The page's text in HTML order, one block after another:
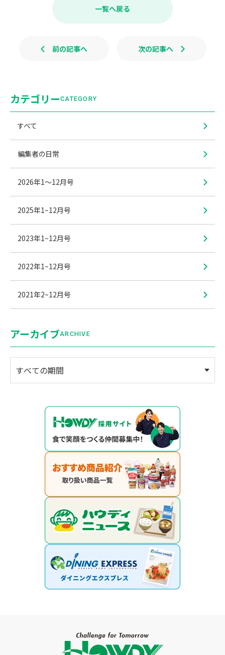
k
一覧へ戻る
前の記事へ 次の記事へ
カテゴリーCATEGORY
すべて
編集者の日常
2026年1〜12月号
2025年1~12月号
2023年1~12月号
2022年1~12月号
2021年2~12月号
アーカイブARCHIVE